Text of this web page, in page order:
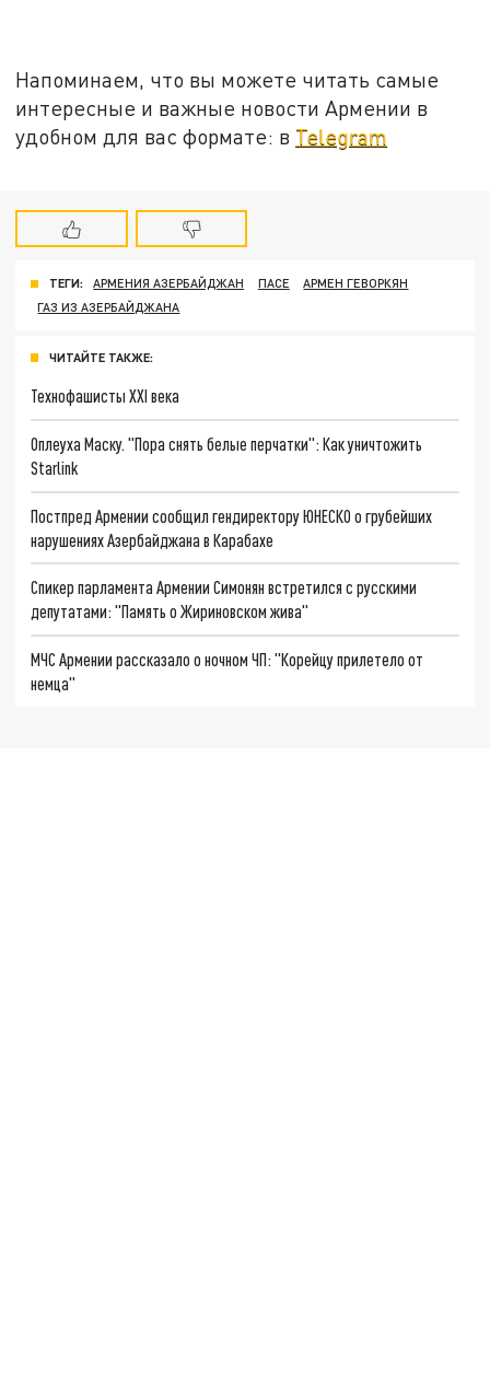
Напоминаем, что вы можете читать самые
интересные и важные новости Армении в
удобном для вас формате: в Telegram
ТЕГИ: АРМЕНИЯ АЗЕРБАЙДЖАН ПАСЕ
АРМЕН ГЕВОРКЯН
ГАЗ ИЗ АЗЕРБАЙДЖАНА
ЧИТАЙТЕ ТАКЖЕ:
Технофашисты XXI века
Оплеуха Маску. "Пора снять белые перчатки": Как уничтожить
Starlink
Постпред Армении сообщил гендиректору ЮНЕСКО о грубейших
нарушениях Азербайджана в Карабахе
Спикер парламента Армении Симонян встретился с русскими
депутатами: "Память о Жириновском жива"
МЧС Армении рассказало о ночном ЧП: "Корейцу прилетело от
немца"